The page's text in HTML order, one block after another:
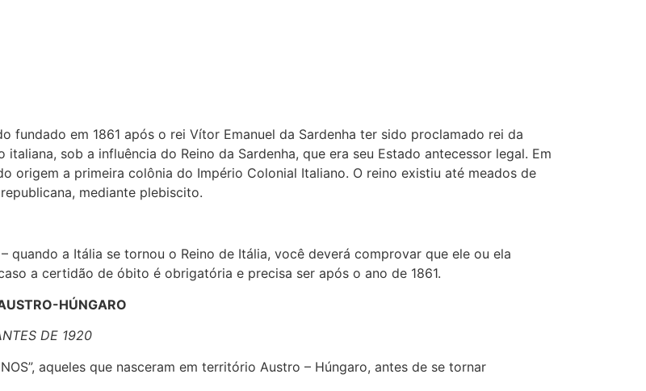
fundado em 1861 após o rei Vítor Emanuel da Sardenha ter sido proclamado rei da
sob a influência do Reino da Sardenha, que era seu Estado antecessor legal. Em
origem a primeira colônia do Império Colonial Italiano. O reino existiu até meados de
mediante plebiscito.
quando a Itália se tornou o Reino de Itália, você deverá comprovar que ele ou ela
a certidão de óbito é obrigatória e precisa ser após o ano de 1861.
HÚNGARO
DE 1920
aqueles que nasceram em território Austro – Húngaro, antes de se tornar